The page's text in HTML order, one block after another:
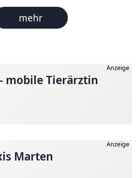
mehr
Anzeige
mobile Tierärztin
Anzeige
Marten